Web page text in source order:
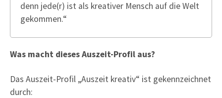
denn jede(r) ist als kreativer Mensch auf die Welt
gekommen.“
Was macht dieses Auszeit-Profil aus?
Das Auszeit-Profil „Auszeit kreativ“ ist gekennzeichnet
durch: